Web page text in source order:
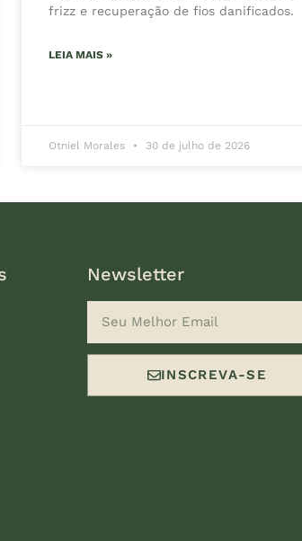
frizz e recuperação de fios danificados.
LEIA MAIS »
Otniel Morales 30 de julho de 2026
Newsletter
INSCREVA-SE